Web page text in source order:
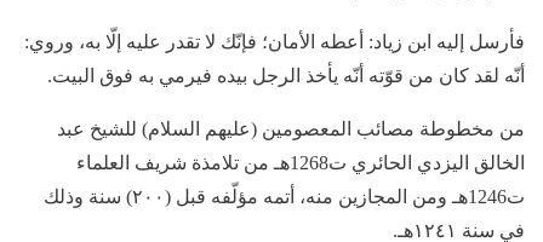
فأرسل إليه ابن زياد: أعطه الأمان؛ فإنّك لا تقدر عليه إلّا به، وروي:
أنّه لقد كان من قوّته أنّه يأخذ الرجل بيده فيرمي به فوق البيت.
من مخطوطة مصائب المعصومين (عليهم السلام) للشيخ عبد
الخالق اليزدي الحائري ت1268هـ من تلامذة شريف العلماء
ت1246هـ ومن المجازين منه، أتمه مؤلّفه قبل (٢٠٠) سنة وذلك
في سنة ١٢٤١هـ.